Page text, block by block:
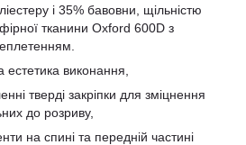
і 35% бавовни, щільністю
тканини Oxford 600D з
виконання,
тверді закріпки для зміцнення
до розриву,
на спині та передній частині